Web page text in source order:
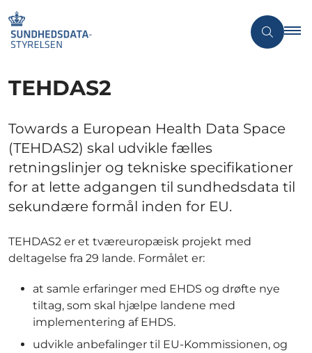
TEHDAS2
Towards a European Health Data Space
(TEHDAS2) skal udvikle fælles
retningslinjer og tekniske specifikationer
for at lette adgangen til sundhedsdata til
sekundære formål inden for EU.
TEHDAS2 er et tværeuropæisk projekt med
deltagelse fra 29 lande. Formålet er:
at samle erfaringer med EHDS og drøfte nye
tiltag, som skal hjælpe landene med
implementering af EHDS.
udvikle anbefalinger til EU-Kommissionen, og